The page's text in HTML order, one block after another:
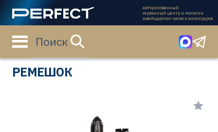
авторизованный
сервисный центр и магазин
швейцарских часов и аксессуаров
Поиск
РЕМЕШОК